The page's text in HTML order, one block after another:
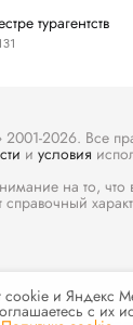
турагентств
2026. Все
и условия
на то, что
cookie и Яндекс
с их